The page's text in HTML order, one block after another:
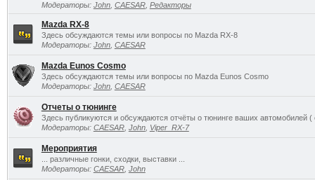
Модераторы: John, CAESAR, Редакторы
Mazda RX-8
Здесь обсуждаются темы или вопросы по Mazda RX-8
Модераторы: John, CAESAR
Mazda Eunos Cosmo
Здесь обсуждаются темы или вопросы по Mazda Eunos Cosmo
Модераторы: John, CAESAR
Отчеты о тюнинге
Здесь публикуются и обсуждаются отчёты о тюнинге ваших автомобилей
Модераторы: CAESAR, John, Viper_RX-7
Мероприятия
... различные гонки, сходки, выставки ...
Модераторы: CAESAR, John